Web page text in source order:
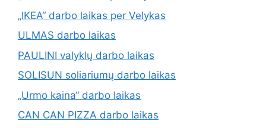
„IKEA“ darbo laikas per Velykas
ULMAS darbo laikas
PAULINI valyklų darbo laikas
SOLISUN soliariumų darbo laikas
„Urmo kaina“ darbo laikas
CAN CAN PIZZA darbo laikas